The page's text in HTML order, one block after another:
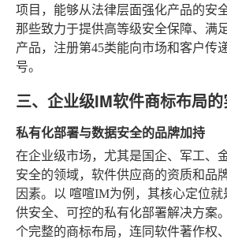
项目，能够从法律层面强化产品的安
那些致力于提供高等级安全保障、满
产品，注册第45类能向市场和客户传
号。
三、企业级IM软件商标布局
私有化部署与数据安全的品牌加持
在企业级市场，尤其是国企、军工、
安全的领域，软件供应商的资质和品
因素。以 喧喧IM为例，其核心定位
供安全、可控的私有化部署解决方案
个完整的商标布局，连同软件著作权